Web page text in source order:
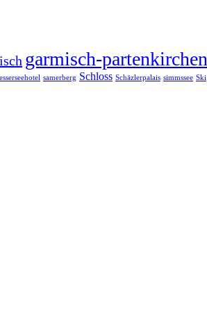
garmisch-partenkirchen
samerberg Schloss Schäzlerpalais simmssee Ski